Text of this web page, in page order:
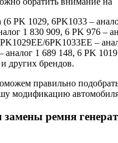
(6 PK 1029, 6PK1033 –
1 830 909, 6 PK 976 –
6PK1033EE –
аналог 1 689 148, 6 PK
других брендов.
правильно
модификацию
замены ремня